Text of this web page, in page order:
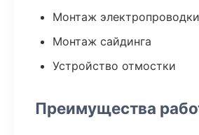
Монтаж электропроводки
Монтаж сайдинга
Устройство отмостки
Преимущества